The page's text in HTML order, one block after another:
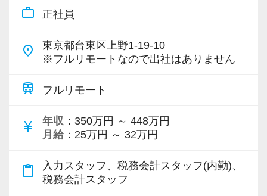
work_outline 正社員
place
東京都台東区上野1-19-10
※フルリモートなので出社はありません
train フルリモート
currency_yen 年収 ：350万円 ～ 448万円
月給 ：25万円 ～ 32万円
content_paste
入力スタッフ、税務会計スタッフ(内勤)、
税務会計スタッフ